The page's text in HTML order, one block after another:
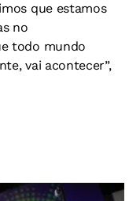
que estamos
no
todo mundo
vai acontecer”,